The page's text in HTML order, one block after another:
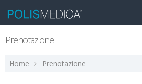
Prenotazione
Home Prenotazione